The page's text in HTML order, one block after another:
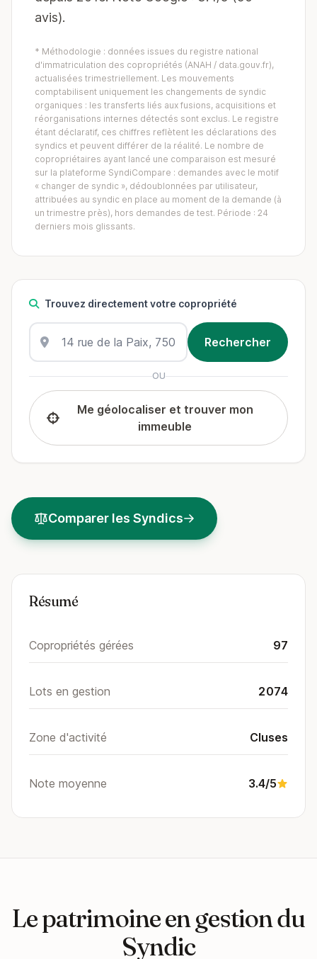
avis).
* Méthodologie : données issues du registre national
d'immatriculation des copropriétés (ANAH / data.gouv.fr),
actualisées trimestriellement. Les mouvements
comptabilisent uniquement les changements de syndic
organiques : les transferts liés aux fusions, acquisitions et
réorganisations internes détectés sont exclus. Le registre
étant déclaratif, ces chiffres reflètent les déclarations des
syndics et peuvent différer de la réalité. Le nombre de
copropriétaires ayant lancé une comparaison est mesuré
sur la plateforme SyndiCompare : demandes avec le motif
« changer de syndic », dédoublonnées par utilisateur,
attribuées au syndic en place au moment de la demande (à
un trimestre près), hors demandes de test. Période : 24
derniers mois glissants.
Trouvez directement votre copropriété
OU
Me géolocaliser et trouver mon
immeuble
Comparer les Syndics
Résumé
Copropriétés gérées 97
Lots en gestion 2074
Zone d'activité Cluses
Note moyenne 3.4/5
Le patrimoine en gestion du
Syndic